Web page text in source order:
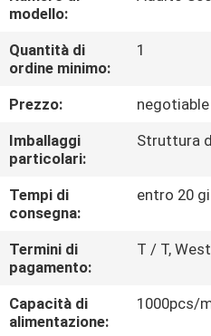
CONTROLLO
DI
QUALITÀ
CONTATTICI
RICHIEDA
UNA
CITAZIONE
modello:
Quantità di
ordine minimo:
1
Prezzo:
negotiable
Imballaggi
particolari:
Struttura
Tempi di
consegna:
entro 20
Termini di
pagamento:
T / T,
Capacità di
alimentazione:
1000pcs/